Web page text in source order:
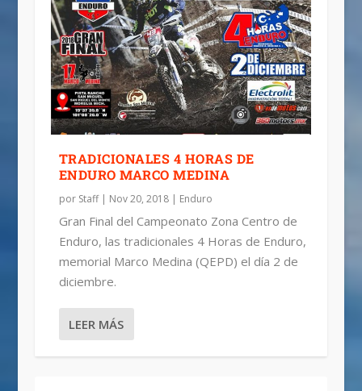
TRADICIONALES 4 HORAS DE
ENDURO MARCO MEDINA
por Staff| Nov 20, 2018| Enduro
Gran Final del Campeonato Zona Centro de
Enduro, las tradicionales 4 Horas de Enduro,
memorial Marco Medina (QEPD) el día 2 de
diciembre.
LEER MÁS